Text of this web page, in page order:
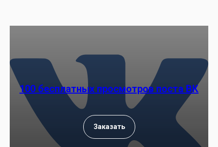
100 бесплатных просмотров поста ВК
Заказать